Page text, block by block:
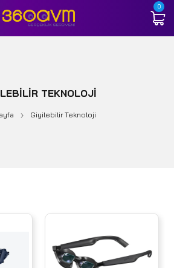
0
TEKNOLOJI
Giyilebilir Teknoloji